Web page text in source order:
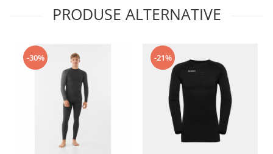
PRODUSE ALTERNATIVE
-30% -21%